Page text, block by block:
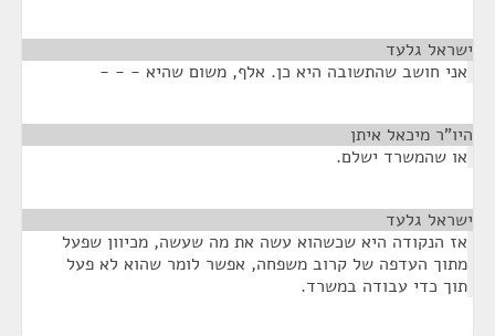
ישראל גלעד
אני חושב שהתשובה היא כן. אלף, משום שהיא - - -
היו"ר מיכאל איתן
או שהמשרד ישלם.
ישראל גלעד
אז הנקודה היא שכשהוא עשה את מה שעשה, מכיוון שפעל
מתוך העדפה של קרוב משפחה, אפשר לומר שהוא לא פעל
תוך כדי עבודה במשרד.